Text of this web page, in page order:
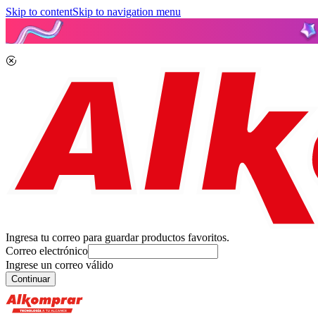
Skip to contentSkip to navigation menu
Ingresa tu correo para guardar productos favoritos.
Correo electrónico
Ingrese un correo válido
Continuar